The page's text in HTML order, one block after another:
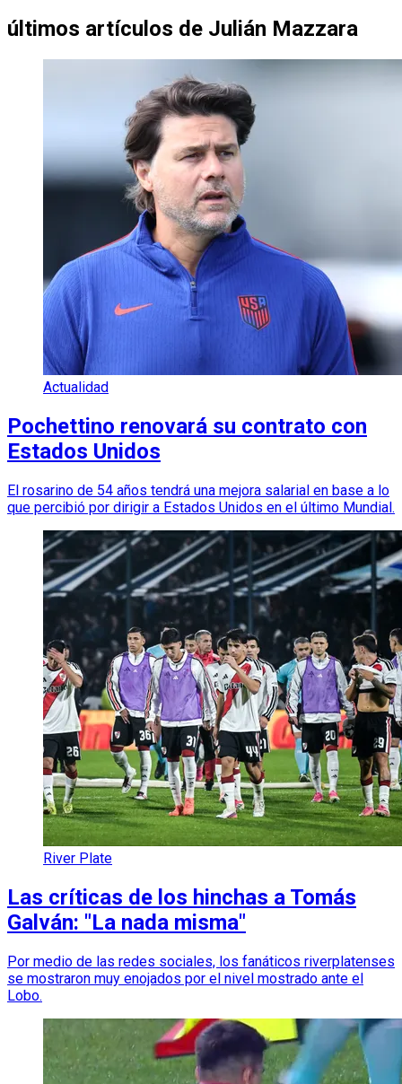
últimos artículos de Julián Mazzara
Actualidad
Pochettino renovará su contrato con
Estados Unidos
El rosarino de 54 años tendrá una mejora salarial en base a lo
que percibió por dirigir a Estados Unidos en el último Mundial.
River Plate
Las críticas de los hinchas a Tomás
Galván: "La nada misma"
Por medio de las redes sociales, los fanáticos riverplatenses
se mostraron muy enojados por el nivel mostrado ante el
Lobo.